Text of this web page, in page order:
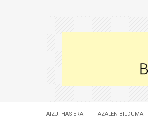
AIZU! HASIERA AZALEN BILDUMA